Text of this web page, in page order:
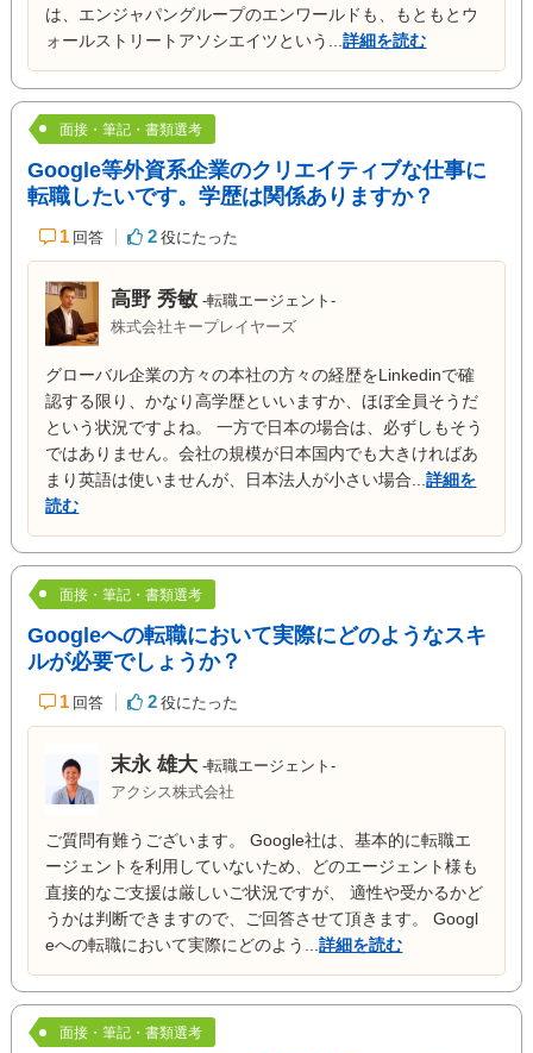
は、エンジャパングループのエンワールドも、もともとウ
ォールストリートアソシエイツという...詳細を読む
面接・筆記・書類選考
Google等外資系企業のクリエイティブな仕事に
転職したいです。学歴は関係ありますか？
1 回答 2 役にたった
高野 秀敏 -転職エージェント-
株式会社キープレイヤーズ
グローバル企業の方々の本社の方々の経歴をLinkedinで確
認する限り、かなり高学歴といいますか、ほぼ全員そうだ
という状況ですよね。 一方で日本の場合は、必ずしもそう
ではありません。会社の規模が日本国内でも大きければあ
まり英語は使いませんが、日本法人が小さい場合...詳細を
読む
面接・筆記・書類選考
Googleへの転職において実際にどのようなスキ
ルが必要でしょうか？
1 回答 2 役にたった
末永 雄大 -転職エージェント-
アクシス株式会社
ご質問有難うございます。 Google社は、基本的に転職エ
ージェントを利用していないため、どのエージェント様も
直接的なご支援は厳しいご状況ですが、 適性や受かるかど
うかは判断できますので、ご回答させて頂きます。 Googl
eへの転職において実際にどのよう...詳細を読む
面接・筆記・書類選考